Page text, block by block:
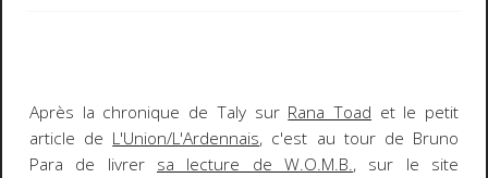
Après la chronique de Taly sur Rana Toad et le petit
article de L'Union/L'Ardennais, c'est au tour de Bruno
Para de livrer sa lecture de W.O.M.B., sur le site